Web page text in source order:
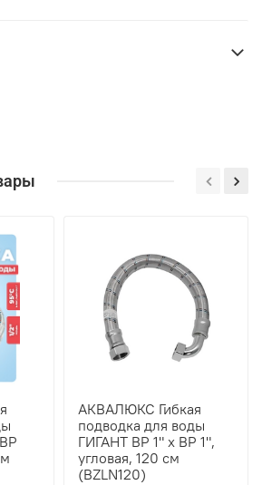
АКВАЛЮКС Гибкая
подводка для воды
ГИГАНТ ВР 1" х ВР 1",
угловая, 120 см
(BZLN120)